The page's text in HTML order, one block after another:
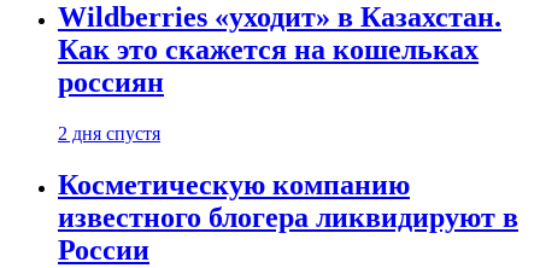
Wildberries «уходит» в Казахстан.
Как это скажется на кошельках
россиян
2 дня спустя
Косметическую компанию
известного блогера ликвидируют в
России